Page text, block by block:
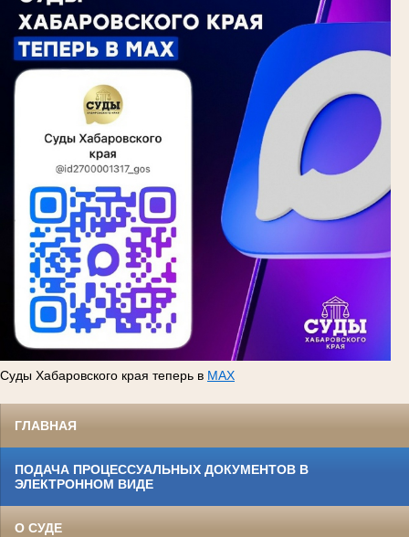
Суды Хабаровского края теперь в MAX
ГЛАВНАЯ
ПОДАЧА ПРОЦЕССУАЛЬНЫХ ДОКУМЕНТОВ В
ЭЛЕКТРОННОМ ВИДЕ
О СУДЕ